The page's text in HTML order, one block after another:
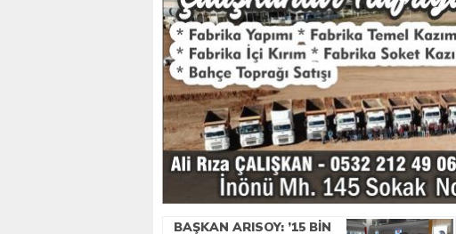
BAŞKAN ARISOY: ’15 BIN